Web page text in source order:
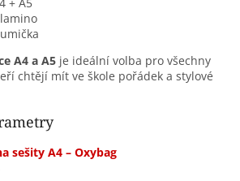
A4 a A5 je ideální volba pro všechny
chtějí mít ve škole pořádek a stylové
sešity A4 – Oxybag